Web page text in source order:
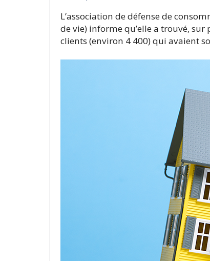
L’association de défense de
de vie) informe qu’elle a trouvé,
clients (environ 4 400) qui avaient